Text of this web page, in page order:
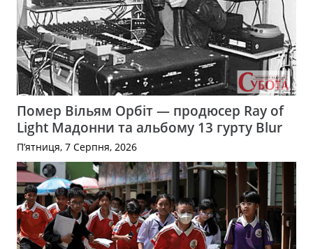
Помер Вільям Орбіт — продюсер Ray of
Light Мадонни та альбому 13 гурту Blur
П’ятниця, 7 Серпня, 2026